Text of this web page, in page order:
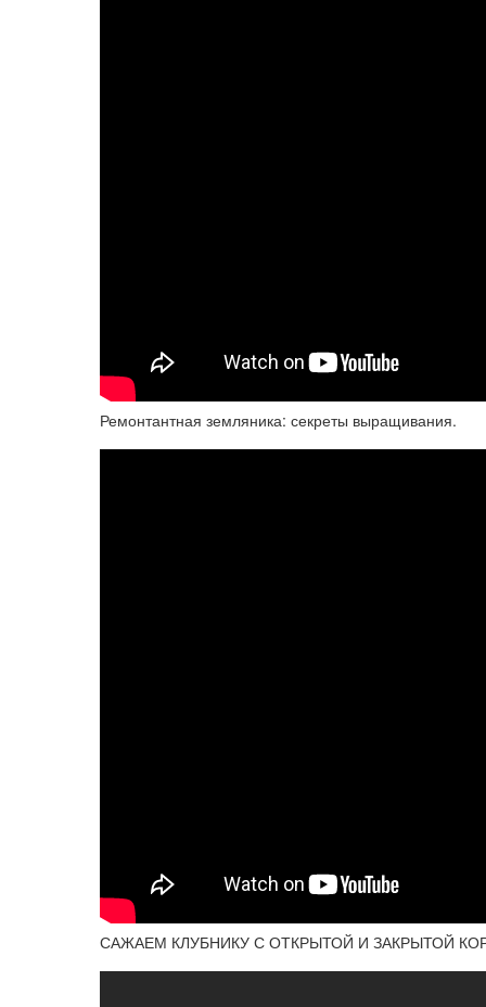
Ремонтантная земляника: секреты выращивания.
САЖАЕМ КЛУБНИКУ С ОТКРЫТОЙ И ЗАКРЫТОЙ